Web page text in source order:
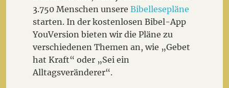
3.750 Menschen unsere Bibellesepläne
starten. In der kostenlosen Bibel-App
YouVersion bieten wir die Pläne zu
verschiedenen Themen an, wie „Gebet
hat Kraft“ oder „Sei ein
Alltagsveränderer“.